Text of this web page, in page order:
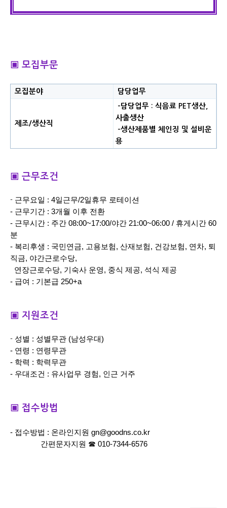
▣ 모집부문
모집분야 담당업무
제조/생산직
-담당업무 : 식음료 PET생산,
사출생산
-생산제품별 체인징 및 설비운
용
▣ 근무조건
- 근무요일 : 4일근무/2일휴무 로테이션
- 근무기간 : 3개월 이후 전환
- 근무시간 : 주간 08:00~17:00/야간 21:00~06:00 / 휴게시간 60
분
- 복리후생 : 국민연금, 고용보험, 산재보험, 건강보험, 연차, 퇴
직금, 야간근로수당,
연장근로수당, 기숙사 운영, 중식 제공, 석식 제공
- 급여 : 기본급 250+a
▣ 지원조건
- 성별 : 성별무관 (남성우대)
- 연령 : 연령무관
- 학력 : 학력무관
- 우대조건 : 유사업무 경험, 인근 거주
▣ 접수방법
- 접수방법 : 온라인지원 gn@goodns.co.kr
간편문자지원 ☎ 010-7344-6576